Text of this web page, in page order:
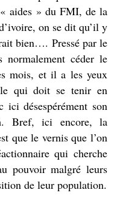
aides » du FMI, de la
on se dit qu’il y
bien…. Pressé par le
céder le
mois, et il a les yeux
qui doit se tenir en
désespérément son
Bref, ici encore, la
que le vernis que l’on
qui cherche
pouvoir malgré leurs
de leur population.